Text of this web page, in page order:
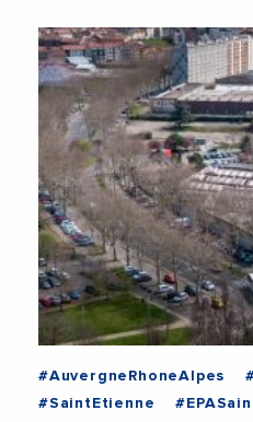
#AuvergneRhoneAlpes
#SaintEtienne